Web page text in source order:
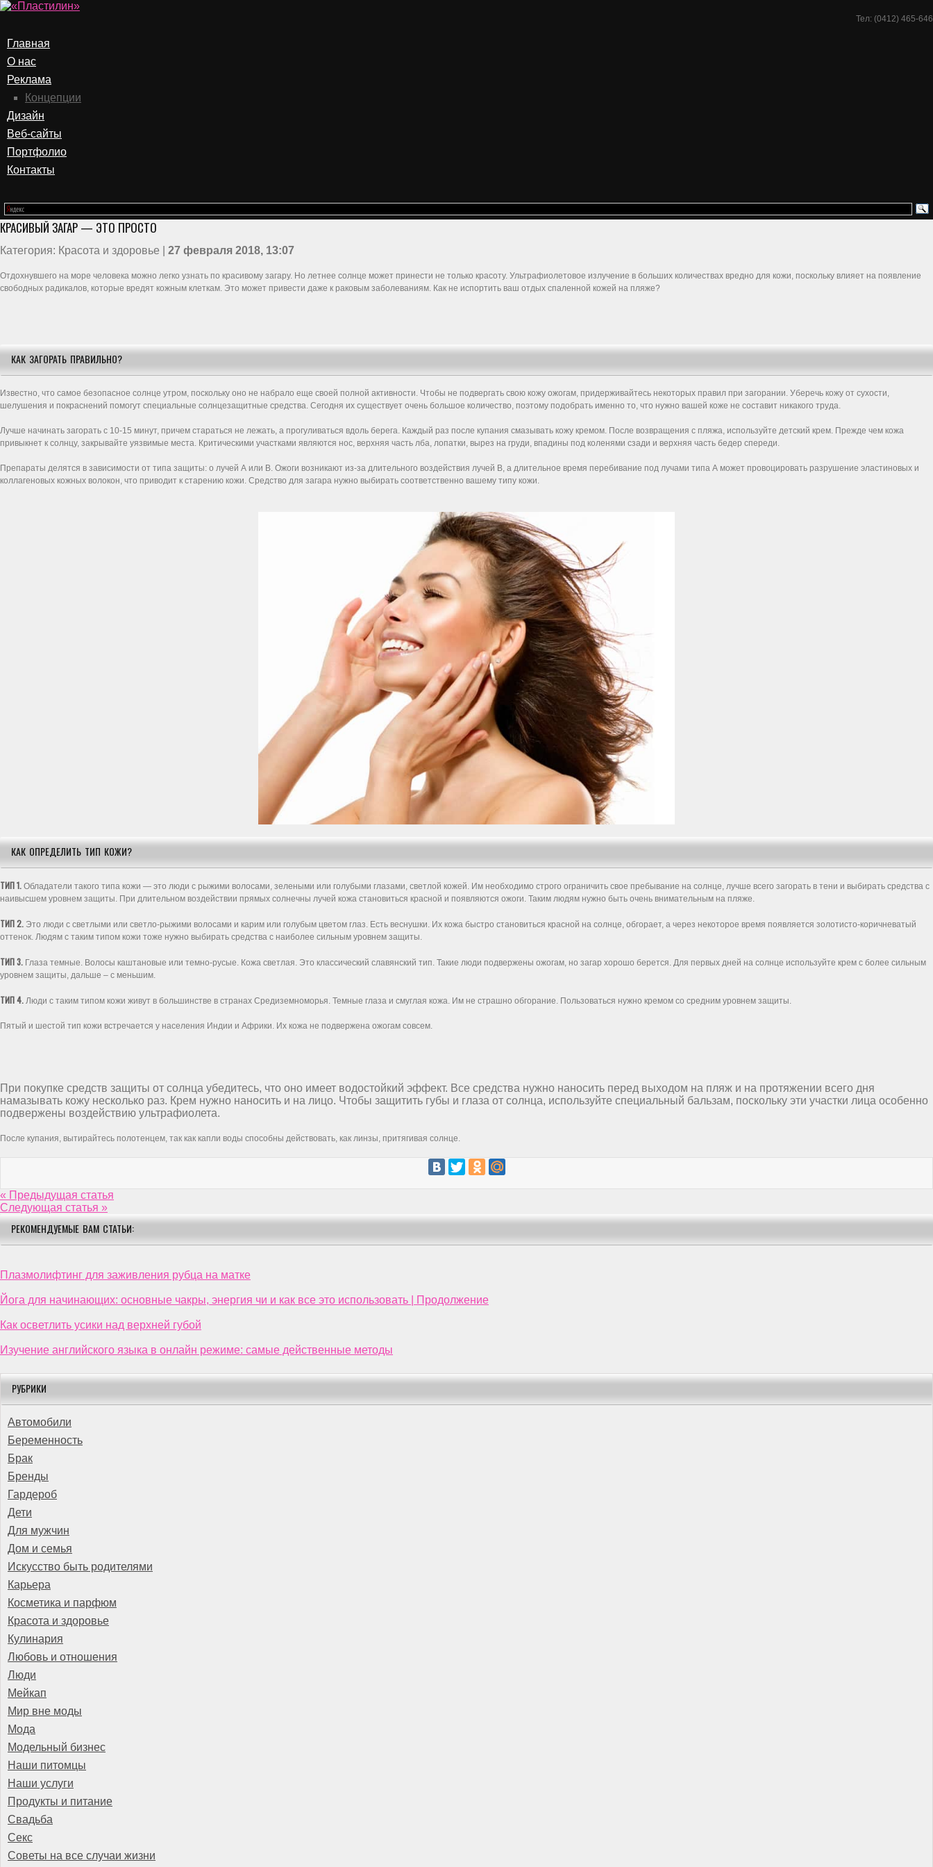
Тел: (0412) 465-646
Главная
О нас
Реклама
Концепции
Дизайн
Веб-сайты
Портфолио
Контакты
КРАСИВЫЙ ЗАГАР — ЭТО ПРОСТО
Категория: Красота и здоровье | 27 февраля 2018, 13:07
Отдохнувшего на море человека можно легко узнать по красивому загару. Но летнее солнце может принести не только красоту. Ультрафиолетовое излучение в больших количествах вредно для кожи, поскольку влияет на появление
свободных радикалов, которые вредят кожным клеткам. Это может привести даже к раковым заболеваниям. Как не испортить ваш отдых спаленной кожей на пляже?
КАК ЗАГОРАТЬ ПРАВИЛЬНО?
Известно, что самое безопасное солнце утром, поскольку оно не набрало еще своей полной активности. Чтобы не подвергать свою кожу ожогам, придерживайтесь некоторых правил при загорании. Уберечь кожу от сухости,
шелушения и покраснений помогут специальные солнцезащитные средства. Сегодня их существует очень большое количество, поэтому подобрать именно то, что нужно вашей коже не составит никакого труда.
Лучше начинать загорать с 10-15 минут, причем стараться не лежать, а прогуливаться вдоль берега. Каждый раз после купания смазывать кожу кремом. После возвращения с пляжа, используйте детский крем. Прежде чем кожа
привыкнет к солнцу, закрывайте уязвимые места. Критическими участками являются нос, верхняя часть лба, лопатки, вырез на груди, впадины под коленями сзади и верхняя часть бедер спереди.
Препараты делятся в зависимости от типа защиты: о лучей А или В. Ожоги возникают из-за длительного воздействия лучей В, а длительное время перебивание под лучами типа А может провоцировать разрушение эластиновых и
коллагеновых кожных волокон, что приводит к старению кожи. Средство для загара нужно выбирать соответственно вашему типу кожи.
КАК ОПРЕДЕЛИТЬ ТИП КОЖИ?
ТИП 1. Обладатели такого типа кожи — это люди с рыжими волосами, зелеными или голубыми глазами, светлой кожей. Им необходимо строго ограничить свое пребывание на солнце, лучше всего загорать в тени и выбирать средства с
наивысшем уровнем защиты. При длительном воздействии прямых солнечны лучей кожа становиться красной и появляются ожоги. Таким людям нужно быть очень внимательным на пляже.
ТИП 2. Это люди с светлыми или светло-рыжими волосами и карим или голубым цветом глаз. Есть веснушки. Их кожа быстро становиться красной на солнце, обгорает, а через некоторое время появляется золотисто-коричневатый
оттенок. Людям с таким типом кожи тоже нужно выбирать средства с наиболее сильным уровнем защиты.
ТИП 3. Глаза темные. Волосы каштановые или темно-русые. Кожа светлая. Это классический славянский тип. Такие люди подвержены ожогам, но загар хорошо берется. Для первых дней на солнце используйте крем с более сильным
уровнем защиты, дальше – с меньшим.
ТИП 4. Люди с таким типом кожи живут в большинстве в странах Средиземноморья. Темные глаза и смуглая кожа. Им не страшно обгорание. Пользоваться нужно кремом со средним уровнем защиты.
Пятый и шестой тип кожи встречается у населения Индии и Африки. Их кожа не подвержена ожогам совсем.
При покупке средств защиты от солнца убедитесь, что оно имеет водостойкий эффект. Все средства нужно наносить перед выходом на пляж и на протяжении всего дня
намазывать кожу несколько раз. Крем нужно наносить и на лицо. Чтобы защитить губы и глаза от солнца, используйте специальный бальзам, поскольку эти участки лица особенно
подвержены воздействию ультрафиолета.
После купания, вытирайтесь полотенцем, так как капли воды способны действовать, как линзы, притягивая солнце.
« Предыдущая статья
Следующая статья »
РЕКОМЕНДУЕМЫЕ ВАМ СТАТЬИ:
Плазмолифтинг для заживления рубца на матке
Йога для начинающих: основные чакры, энергия чи и как все это использовать | Продолжение
Как осветлить усики над верхней губой
Изучение английского языка в онлайн режиме: самые действенные методы
РУБРИКИ
Автомобили
Беременность
Брак
Бренды
Гардероб
Дети
Для мужчин
Дом и семья
Искусство быть родителями
Карьера
Косметика и парфюм
Красота и здоровье
Кулинария
Любовь и отношения
Люди
Мейкап
Мир вне моды
Мода
Модельный бизнес
Наши питомцы
Наши услуги
Продукты и питание
Свадьба
Секс
Советы на все случаи жизни